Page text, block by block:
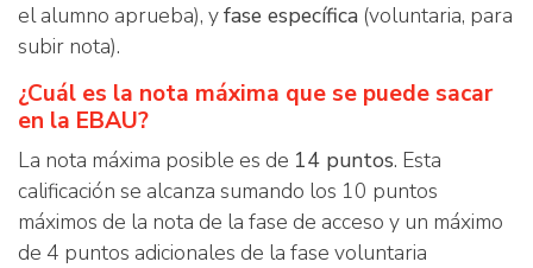
el alumno aprueba), yfase específica (voluntaria, para
subir nota).
¿Cuál es la nota máxima que se puede sacar
en la EBAU?
La nota máxima posible es de 14 puntos. Esta
calificación se alcanza sumando los 10 puntos
máximos de la nota de la fase de acceso y un máximo
de 4 puntos adicionales de la fase voluntaria